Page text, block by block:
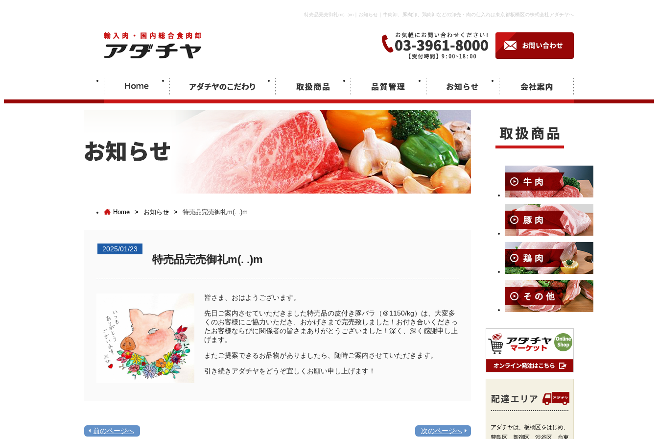
特売品完売御礼m(. .)m｜お知らせ｜牛肉卸、豚肉卸、鶏肉卸などの卸売・肉の仕入れは東京都板橋区の株式会社アダチヤへ
Home > お知らせ > 特売品完売御礼m(. .)m
2025/01/23
特売品完売御礼m(. .)m
皆さま、おはようございます。
先日ご案内させていただきました特売品の皮付き豚バラ（＠1150/kg）は、大変多
くのお客様にご協力いただき、おかげさまで完売致しました！お付き合いくださっ
たお客様ならびに関係者の皆さまありがとうございました！深く、深く感謝申し上
げます。
またご提案できるお品物がありましたら、随時ご案内させていただきます。
引き続きアダチヤをどうぞ宜しくお願い申し上げます！
前のページへ 次のページへ
アダチヤは、板橋区をはじめ、
豊島区、新宿区、渋谷区、台東